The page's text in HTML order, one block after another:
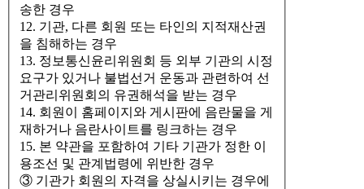
송한 경우
12. 기관, 다른 회원 또는 타인의 지적재산권
을 침해하는 경우
13. 정보통신윤리위원회 등 외부 기관의 시정
요구가 있거나 불법선거 운동과 관련하여 선
거관리위원회의 유권해석을 받는 경우
14. 회원이 홈페이지와 게시판에 음란물을 게
재하거나 음란사이트를 링크하는 경우
15. 본 약관을 포함하여 기타 기관가 정한 이
용조선 및 관계법령에 위반한 경우
③ 기관가 회원의 자격을 상실시키는 경우에